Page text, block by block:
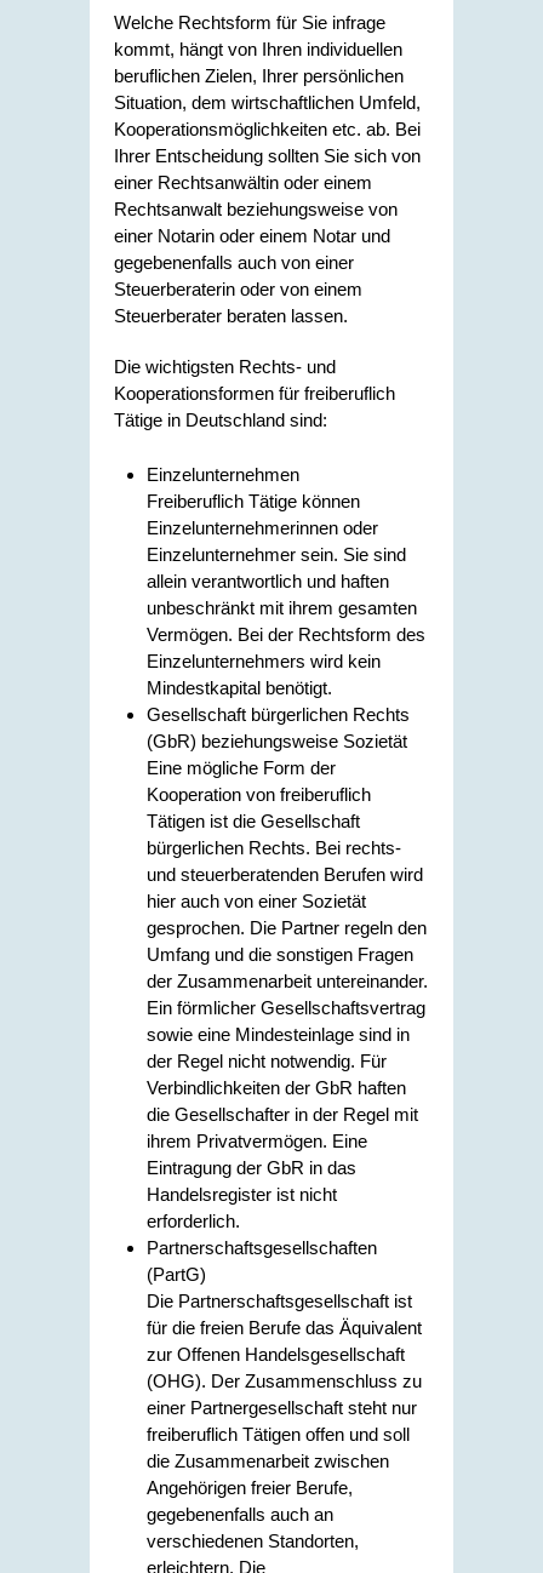
Welche Rechtsform für Sie infrage
kommt, hängt von Ihren individuellen
beruflichen Zielen, Ihrer persönlichen
Situation, dem wirtschaftlichen Umfeld,
Kooperationsmöglichkeiten etc. ab. Bei
Ihrer Entscheidung sollten Sie sich von
einer Rechtsanwältin oder einem
Rechtsanwalt beziehungsweise von
einer Notarin oder einem Notar und
gegebenenfalls auch von einer
Steuerberaterin oder von einem
Steuerberater beraten lassen.
Die wichtigsten Rechts- und
Kooperationsformen für freiberuflich
Tätige in Deutschland sind:
Einzelunternehmen
Freiberuflich Tätige können
Einzelunternehmerinnen oder
Einzelunternehmer sein. Sie sind
allein verantwortlich und haften
unbeschränkt mit ihrem gesamten
Vermögen. Bei der Rechtsform des
Einzelunternehmers wird kein
Mindestkapital benötigt.
Gesellschaft bürgerlichen Rechts
(GbR) beziehungsweise Sozietät
Eine mögliche Form der
Kooperation von freiberuflich
Tätigen ist die Gesellschaft
bürgerlichen Rechts. Bei rechts-
und steuerberatenden Berufen wird
hier auch von einer Sozietät
gesprochen. Die Partner regeln den
Umfang und die sonstigen Fragen
der Zusammenarbeit untereinander.
Ein förmlicher Gesellschaftsvertrag
sowie eine Mindesteinlage sind in
der Regel nicht notwendig. Für
Verbindlichkeiten der GbR haften
die Gesellschafter in der Regel mit
ihrem Privatvermögen. Eine
Eintragung der GbR in das
Handelsregister ist nicht
erforderlich.
Partnerschaftsgesellschaften
(PartG)
Die Partnerschaftsgesellschaft ist
für die freien Berufe das Äquivalent
zur Offenen Handelsgesellschaft
(OHG). Der Zusammenschluss zu
einer Partnergesellschaft steht nur
freiberuflich Tätigen offen und soll
die Zusammenarbeit zwischen
Angehörigen freier Berufe,
gegebenenfalls auch an
verschiedenen Standorten,
erleichtern. Die